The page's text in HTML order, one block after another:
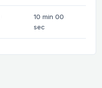
10 min 00
sec